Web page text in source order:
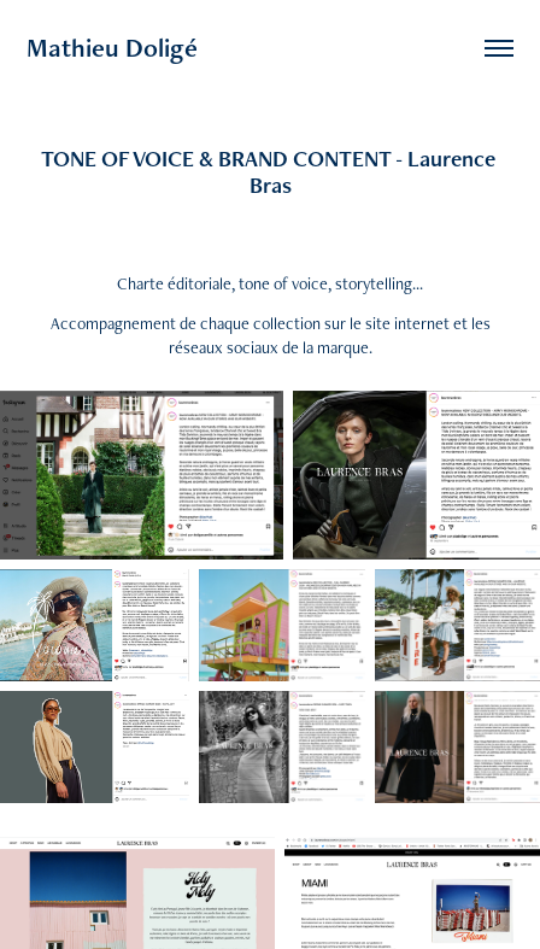
Mathieu Doligé
TONE OF VOICE & BRAND CONTENT - Laurence
Bras
Charte éditoriale, tone of voice, storytelling...
Accompagnement de chaque collection sur le site internet et les
réseaux sociaux de la marque.